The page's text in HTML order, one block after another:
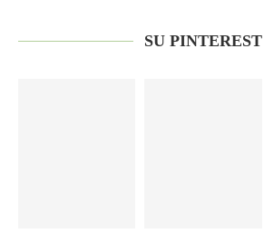
SU PINTEREST